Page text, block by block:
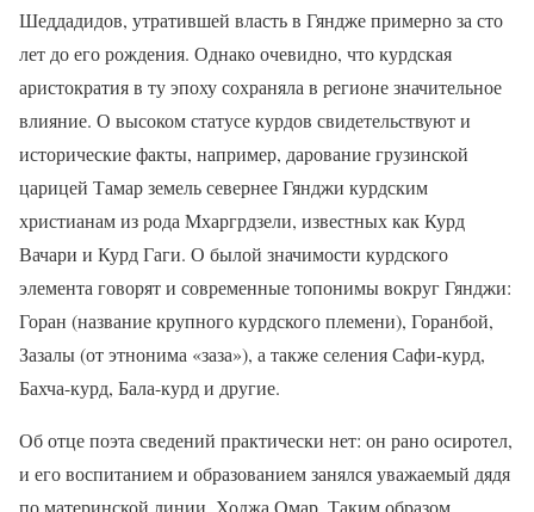
Шеддадидов, утратившей власть в Гяндже примерно за сто
лет до его рождения. Однако очевидно, что курдская
аристократия в ту эпоху сохраняла в регионе значительное
влияние. О высоком статусе курдов свидетельствуют и
исторические факты, например, дарование грузинской
царицей Тамар земель севернее Гянджи курдским
христианам из рода Мхаргрдзели, известных как Курд
Вачари и Курд Гаги. О былой значимости курдского
элемента говорят и современные топонимы вокруг Гянджи:
Горан (название крупного курдского племени), Горанбой,
Зазалы (от этнонима «заза»), а также селения Сафи-курд,
Бахча-курд, Бала-курд и другие.
Об отце поэта сведений практически нет: он рано осиротел,
и его воспитанием и образованием занялся уважаемый дядя
по материнской линии, Ходжа Омар. Таким образом,